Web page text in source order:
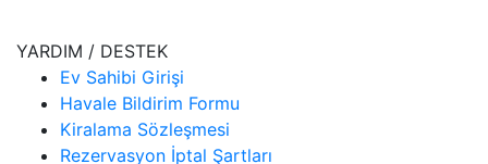
YARDIM / DESTEK
Ev Sahibi Girişi
Havale Bildirim Formu
Kiralama Sözleşmesi
Rezervasyon İptal Şartları